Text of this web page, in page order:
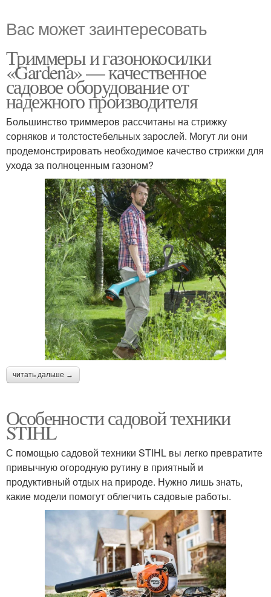
Вас может заинтересовать
Триммеры и газонокосилки
«Gardena» — качественное
садовое оборудование от
надежного производителя
Большинство триммеров рассчитаны на стрижку
сорняков и толстостебельных зарослей. Могут ли они
продемонстрировать необходимое качество стрижки для
ухода за полноценным газоном?
читать дальше →
Особенности садовой техники
STIHL
С помощью садовой техники STIHL вы легко превратите
привычную огородную рутину в приятный и
продуктивный отдых на природе. Нужно лишь знать,
какие модели помогут облегчить садовые работы.